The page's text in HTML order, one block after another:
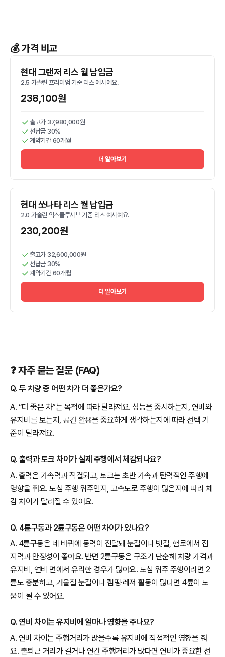
💰 가격 비교
현대 그랜저 리스 월 납입금
2.5 가솔린 프리미엄 기준 리스 예시예요.
238,100원
출고가 37,980,000원
선납금 30%
계약기간 60개월
더 알아보기
현대 쏘나타 리스 월 납입금
2.0 가솔린 익스클루시브 기준 리스 예시예요.
230,200원
출고가 32,600,000원
선납금 30%
계약기간 60개월
더 알아보기
❓ 자주 묻는 질문 (FAQ)
Q. 두 차량 중 어떤 차가 더 좋은가요?
A. “더 좋은 차”는 목적에 따라 달라져요. 성능을 중시하는지, 연비와
유지비를 보는지, 공간 활용을 중요하게 생각하는지에 따라 선택 기
준이 달라져요.
Q. 출력과 토크 차이가 실제 주행에서 체감되나요?
A. 출력은 가속력과 직결되고, 토크는 초반 가속과 탄력적인 주행에
영향을 줘요. 도심 주행 위주인지, 고속도로 주행이 많은지에 따라 체
감 차이가 달라질 수 있어요.
Q. 4륜구동과 2륜구동은 어떤 차이가 있나요?
A. 4륜구동은 네 바퀴에 동력이 전달돼 눈길이나 빗길, 험로에서 접
지력과 안정성이 좋아요. 반면 2륜구동은 구조가 단순해 차량 가격과
유지비, 연비 면에서 유리한 경우가 많아요. 도심 위주 주행이라면 2
륜도 충분하고, 겨울철 눈길이나 캠핑·레저 활동이 많다면 4륜이 도
움이 될 수 있어요.
Q. 연비 차이는 유지비에 얼마나 영향을 주나요?
A. 연비 차이는 주행거리가 많을수록 유지비에 직접적인 영향을 줘
요. 출퇴근 거리가 길거나 연간 주행거리가 많다면 연비가 중요한 선